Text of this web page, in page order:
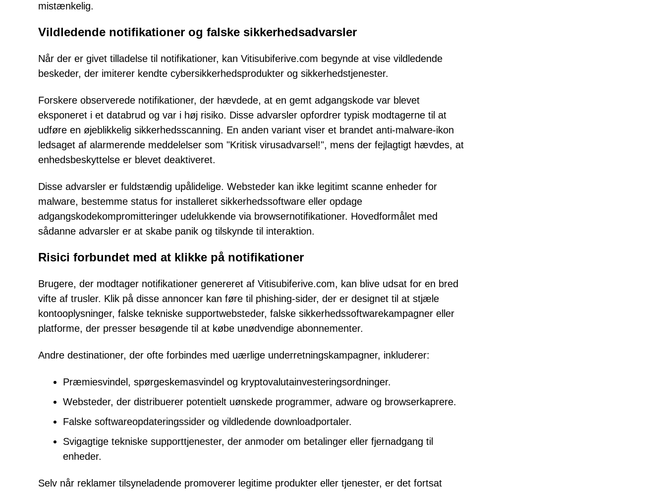
mistænkelig.
Vildledende notifikationer og falske sikkerhedsadvarsler
Når der er givet tilladelse til notifikationer, kan Vitisubiferive.com begynde at vise vildledende
beskeder, der imiterer kendte cybersikkerhedsprodukter og sikkerhedstjenester.
Forskere observerede notifikationer, der hævdede, at en gemt adgangskode var blevet
eksponeret i et databrud og var i høj risiko. Disse advarsler opfordrer typisk modtagerne til at
udføre en øjeblikkelig sikkerhedsscanning. En anden variant viser et brandet anti-malware-ikon
ledsaget af alarmerende meddelelser som "Kritisk virusadvarsel!", mens der fejlagtigt hævdes, at
enhedsbeskyttelse er blevet deaktiveret.
Disse advarsler er fuldstændig upålidelige. Websteder kan ikke legitimt scanne enheder for
malware, bestemme status for installeret sikkerhedssoftware eller opdage
adgangskodekompromitteringer udelukkende via browsernotifikationer. Hovedformålet med
sådanne advarsler er at skabe panik og tilskynde til interaktion.
Risici forbundet med at klikke på notifikationer
Brugere, der modtager notifikationer genereret af Vitisubiferive.com, kan blive udsat for en bred
vifte af trusler. Klik på disse annoncer kan føre til phishing-sider, der er designet til at stjæle
kontooplysninger, falske tekniske supportwebsteder, falske sikkerhedssoftwarekampagner eller
platforme, der presser besøgende til at købe unødvendige abonnementer.
Andre destinationer, der ofte forbindes med uærlige underretningskampagner, inkluderer:
Præmiesvindel, spørgeskemasvindel og kryptovalutainvesteringsordninger.
Websteder, der distribuerer potentielt uønskede programmer, adware og browserkaprere.
Falske softwareopdateringssider og vildledende downloadportaler.
Svigagtige tekniske supporttjenester, der anmoder om betalinger eller fjernadgang til
enheder.
Selv når reklamer tilsyneladende promoverer legitime produkter eller tjenester, er det fortsat